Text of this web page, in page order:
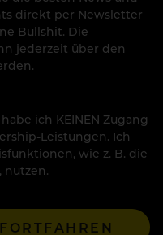
direkt per Newsletter
Bullshit. Die
jederzeit über den
ich KEINEN Zugang
Leistungen. Ich
wie z. B. die
nutzen.